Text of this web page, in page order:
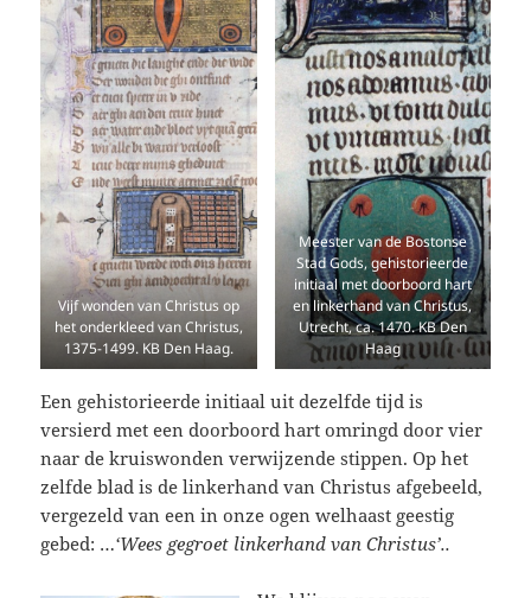
Vijf wonden van Christus op
het onderkleed van Christus,
1375-1499. KB Den Haag.
Meester van de Bostonse
Stad Gods, gehistorieerde
initiaal met doorboord hart
en linkerhand van Christus,
Utrecht, ca. 1470. KB Den
Haag
Een gehistorieerde initiaal uit dezelfde tijd is
versierd met een doorboord hart omringd door vier
naar de kruiswonden verwijzende stippen. Op het
zelfde blad is de linkerhand van Christus afgebeeld,
vergezeld van een in onze ogen welhaast geestig
gebed: …‘Wees gegroet linkerhand van Christus’..